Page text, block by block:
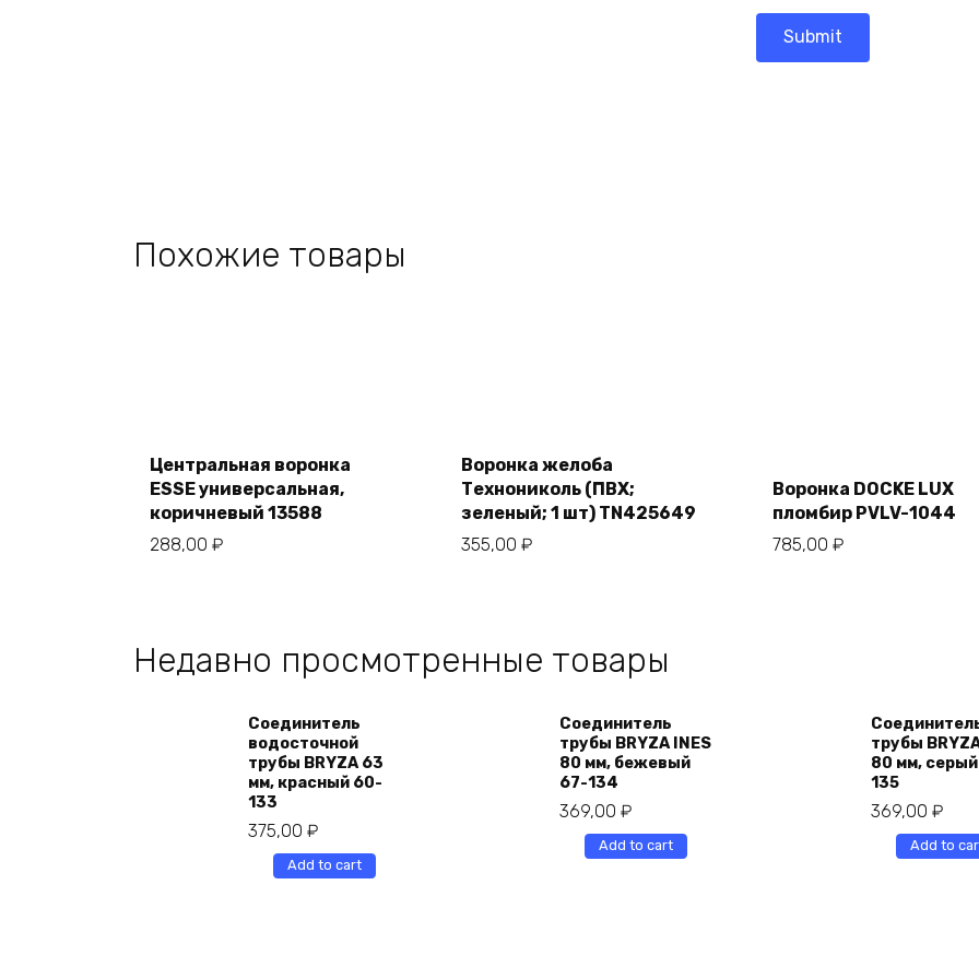
Похожие товары
cart
Центральная воронка
ESSE универсальная,
коричневый 13588
288,00 ₽
cart
Воронка желоба
Технониколь (ПВХ;
зеленый; 1 шт) TN425649
355,00 ₽
Воронка DOCKE LUX
пломбир PVLV-1044
785,00 ₽
Недавно просмотренные товары
Соединитель
водосточной
трубы BRYZA 63
мм, краcный 60-
133
375,00 ₽
Add to cart
Соединитель
трубы BRYZA INES
80 мм, бежевый
67-134
369,00 ₽
Add to cart
трубы
80 мм,
135
369,00 ₽
Add to